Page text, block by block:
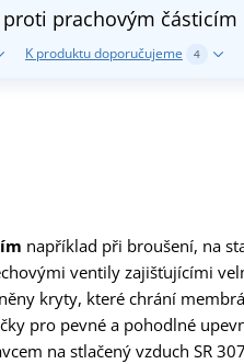
prachovým částicím
K produktu doporučujeme 4
například při broušení, na
ventily zajišťujícími
kryty, které chrání
pro pevné a pohodlné
na stlačený vzduch SR